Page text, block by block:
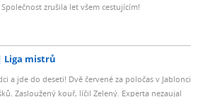
zrušila let všem cestujícím!
Liga mistrů
a jde do deseti! Dvě červené za poločas v Jablonci
Zasloužený kouř, líčil Zelený. Experta nezaujal